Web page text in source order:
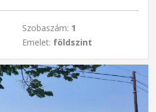
Szobaszám: 1
Emelet: földszint